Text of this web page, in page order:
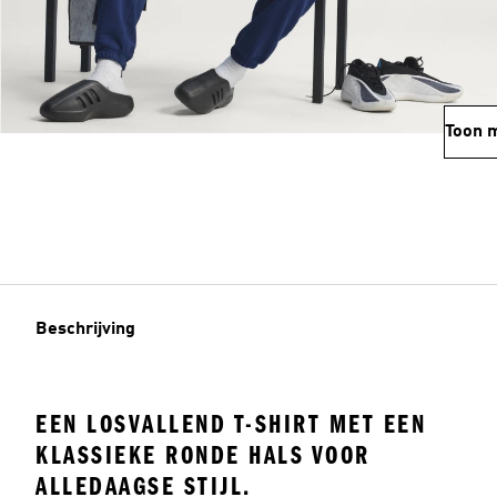
Toon
Beschrijving
EEN LOSVALLEND T-SHIRT MET EEN
KLASSIEKE RONDE HALS VOOR
ALLEDAAGSE STIJL.